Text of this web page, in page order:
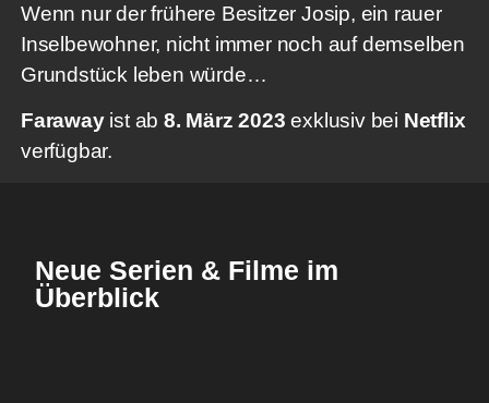
Wenn nur der frühere Besitzer Josip, ein rauer
Inselbewohner, nicht immer noch auf demselben
Grundstück leben würde…
Faraway ist ab8. März 2023 exklusiv bei Netflix
verfügbar.
Neue Serien & Filme im
Überblick